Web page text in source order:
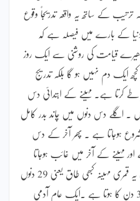
ترتیب کے ساتھ یہ واقعہ تدریجاً وقوع
دنیا کے بارے میں فیصلہ ہے کہ
قیامت کی روشنی سے ایک روز
ایک دم نہیں ہو گا بلکہ تدریج
طے کرتا ہے۔ مہینے کے ابتدائی دس
اگلے دس دنوں میں چاند بدر کامل
ہوجاتا ہے ۔ پھر آخر کے دس
مہینے کے آخر میں غائب ہوجاتا
ہے ۔ یہ دس دس دنوں پر مشتمل یہ قمری مہینہ کبھی طاق یعنی 29 دنوں
کا ہوتا ہے اور کبھی جفت یعنی 30 دن کا ہوتا ہے ۔ایک عام آدمی